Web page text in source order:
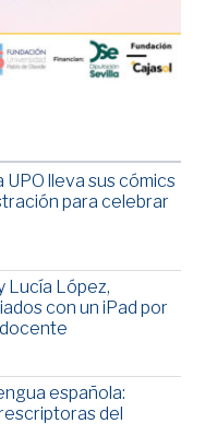
UPO lleva sus cómics
para celebrar
Lucía López,
con un iPad por
española:
del